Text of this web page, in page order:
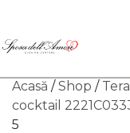
Acasă /Shop /
cocktail
5